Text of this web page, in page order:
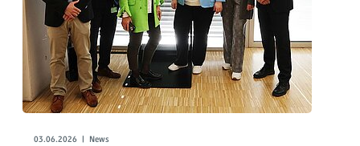
03.06.2026 | News